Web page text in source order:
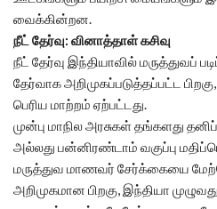
வைக்கின்றன.
நீட் தேர்வு: வினாத்தாள் கசிவு
நீட் தேர்வு இந்தியாவில் மருத்துவப்
தேர்வாக அறிமுகப்படுத்தப்பட்ட
பெரிய மாற்றம் ஏற்பட்டது.
முன்பு மாநில அரசுகள் தங்களது
அல்லது பன்னிரண்டாம் வகுப்பு
மருத்துவ மாணவர் சேர்க்கையை
அறிமுகமான பிறகு, இந்தியா